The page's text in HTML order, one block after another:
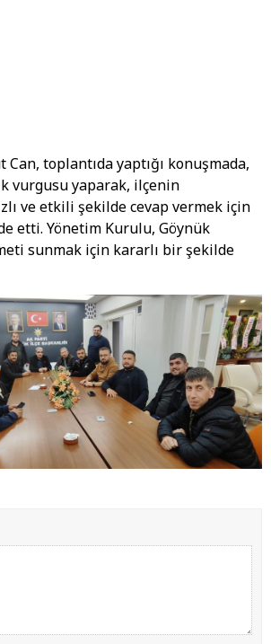
Can, toplantıda yaptığı konuşmada,
vurgusu yaparak, ilçenin
ve etkili şekilde cevap vermek için
etti. Yönetim Kurulu, Göynük
sunmak için kararlı bir şekilde